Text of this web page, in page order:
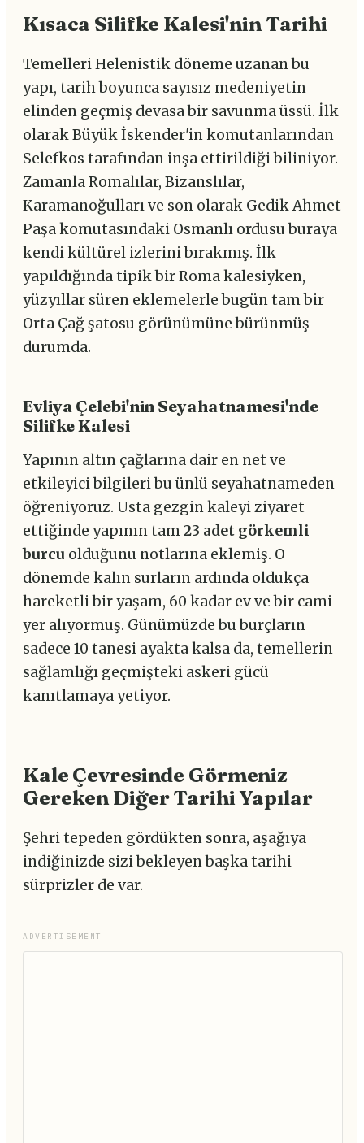
Kısaca Silifke Kalesi'nin Tarihi
Temelleri Helenistik döneme uzanan bu
yapı, tarih boyunca sayısız medeniyetin
elinden geçmiş devasa bir savunma üssü. İlk
olarak Büyük İskender'in komutanlarından
Selefkos tarafından inşa ettirildiği biliniyor.
Zamanla Romalılar, Bizanslılar,
Karamanoğulları ve son olarak Gedik Ahmet
Paşa komutasındaki Osmanlı ordusu buraya
kendi kültürel izlerini bırakmış. İlk
yapıldığında tipik bir Roma kalesiyken,
yüzyıllar süren eklemelerle bugün tam bir
Orta Çağ şatosu görünümüne bürünmüş
durumda.
Evliya Çelebi'nin Seyahatnamesi'nde
Silifke Kalesi
Yapının altın çağlarına dair en net ve
etkileyici bilgileri bu ünlü seyahatnameden
öğreniyoruz. Usta gezgin kaleyi ziyaret
ettiğinde yapının tam23 adet görkemli
burcu olduğunu notlarına eklemiş. O
dönemde kalın surların ardında oldukça
hareketli bir yaşam, 60 kadar ev ve bir cami
yer alıyormuş. Günümüzde bu burçların
sadece 10 tanesi ayakta kalsa da, temellerin
sağlamlığı geçmişteki askeri gücü
kanıtlamaya yetiyor.
Kale Çevresinde Görmeniz
Gereken Diğer Tarihi Yapılar
Şehri tepeden gördükten sonra, aşağıya
indiğinizde sizi bekleyen başka tarihi
sürprizler de var.
ADVERTISEMENT